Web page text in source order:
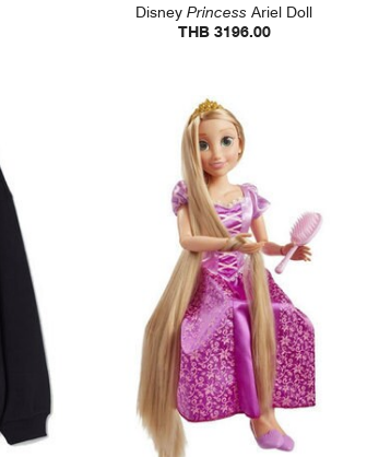
DisneyPrincess Ariel Doll
THB 3196.00